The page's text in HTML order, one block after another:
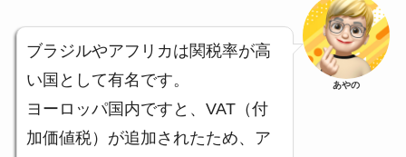
ブラジルやアフリカは関税率が高
い国として有名です。
ヨーロッパ国内ですと、VAT（付
加価値税）が追加されたため、ア
あやの